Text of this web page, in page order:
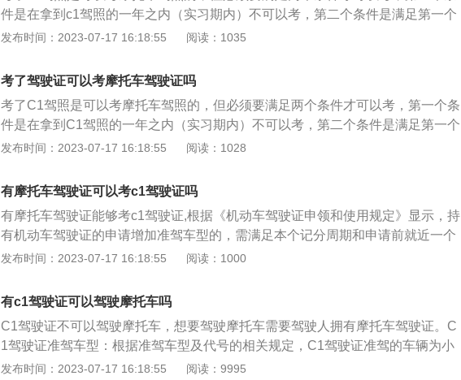
型客车准驾车型的，还应当符合下列规定：（一）申请增加轻型牵引挂车准驾车
请增加中型客车准驾车型的，已取得驾驶城市公交车、大型货车、小型汽车、小
最近连续二个记分周期内没有记满12分记录；（三）申请增加重型牵引挂车准驾
车型的，已取得驾驶中型客车或者大型货车准驾车型资格二年以上，或者取得驾
驶大型客车准驾车型资格一年以上，并在申请前最近连续二个记分周期内没有记
满12分记录；（四）申请增加大型客车准驾车型的，已取得驾驶城市公交车、中
者取得驾驶重型牵引挂车准驾车型资格一年以上，并在申请前最近连续三个记分
周期内没有记满12分记录。正在接受全日制驾驶职业教育的学生，已在校取得驾
驶小型汽车准驾车型资格，并在本记分周期和申请前最近一个记分周期内没有记
满12分记录的，可以申请增加大型客车、重型牵引挂车准驾车型。
速大于50km/h的二轮摩托车。3、轻便摩托车：发动机排量小于等于50ml，最大
设计车速小于等于50km/h的摩托车。也就是说d证可以驾驶普通三轮车、二轮摩
摩托车。
件是在拿到c1驾照的一年之内（实习期内）不可以考，第二个条件是满足第一个
条件的同时，且c1驾照没有记满12分的情况下才可以继续考摩托车驾照。根据相
和申请前最近一个记分周期内没有记满12分记录。增驾摩托车驾驶证流程具体如
下：1、申请人需要填写申请表，并提交身份证明、县级或者部队团级以上医疗
机构出具的有关身体条件的证明、驾驶证原件及复印件等证明材料，向车辆管理
所申请。2、符合申请条件的，车辆管理所应当按规定安排预约考试。3、驾驶人
按预约的考试日期到考核科依次接受科目一、二、三考试，三个科目考试均合格
证申领和使用规定》将正式实施。新办法实行后，在全国任何一个地方都可以办
理。转入手续也无需再提交身体条件证明，自己申报身体条件即可。同时，新办
法对于大中型客货车驾驶证的申领也进行了适当的放宽，大型车的驾驶证申请和
在异地进行了。但与小型车辆不同，大中型客货车驾驶员，还必须在户籍所在地
证。
发布时间：2023-07-17 16:18:55 阅读：1035
考了驾驶证可以考摩托车驾驶证吗
考了C1驾照是可以考摩托车驾照的，但必须要满足两个条件才可以考，第一个条
件是在拿到C1驾照的一年之内（实习期内）不可以考，第二个条件是满足第一个
条件的同时，且C1驾照没有记满12分的情况下才可以继续考摩托车驾照。当C1
照又称为D类驾照，所以当两者合并之后就简称为C1D驾照，也就是说一个驾照
就可以满足开小汽车和摩托车的需求，不过需要注意的是，虽然两个驾照合并
了，但是驾照的分数却没有增加，依旧还是12分。考摩托车驾照也需要像考C1驾
照那样根据实际情况去驾校或者当地的车管所进行体检报名，同时还需要准备好
身份证；近期免冠1寸白底彩照；然后预约相应的考试，最后通过四个科目的考
发布时间：2023-07-17 16:18:55 阅读：1028
有摩托车驾驶证可以考c1驾驶证吗
有摩托车驾驶证能够考c1驾驶证,根据《机动车驾驶证申领和使用规定》显示，持
有机动车驾驶证的申请增加准驾车型的，需满足本个记分周期和申请前就近一个
记分周期没有记满12分记录，简单来说，在没有记满12分记录的情况下，过了实
要注意的是：1、新驾驶证的有效期还是原本的驾驶证为准。2、两者一起扣分满
了十二分，就需要重新考取驾照。也就是说，两个车一共就只有12分的分值。摩
托车驾驶证转到c1驾驶证领取地以后，就可以到驾校申请办理报名办理手续了，
签合同、交费后就可以逐渐预定常规体检。根据常规体检并提交材料就可以一边
等驾校和车辆管理所审批，一边就可进行科目一做题了，审批通过立刻就可以约
发布时间：2023-07-17 16:18:55 阅读：1000
有c1驾驶证可以驾驶摩托车吗
C1驾驶证不可以驾驶摩托车，想要驾驶摩托车需要驾驶人拥有摩托车驾驶证。C
1驾驶证准驾车型：根据准驾车型及代号的相关规定，C1驾驶证准驾的车辆为小
型、微型载客汽车以及轻型、微型载货汽车，而摩托车驾驶证应该是E照和D照，
发布时间：2023-07-17 16:18:55 阅读：9995